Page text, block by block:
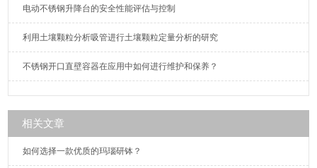
电动不锈钢升降台的安全性能评估与控制
利用土壤颗粒分析吸管进行土壤颗粒定量分析的研究
不锈钢开口直壁容器在应用中如何进行维护和保养？
相关文章
如何选择一款优质的玛瑙研钵？